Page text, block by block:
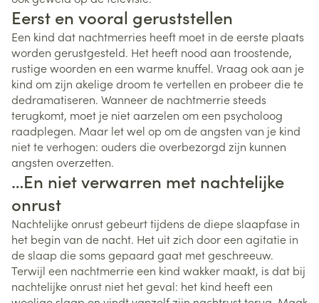
Eerst en vooral geruststellen
Een kind dat nachtmerries heeft moet in de eerste plaats
worden gerustgesteld. Het heeft nood aan troostende,
rustige woorden en een warme knuffel. Vraag ook aan je
kind om zijn akelige droom te vertellen en probeer die te
dedramatiseren. Wanneer de nachtmerrie steeds
terugkomt, moet je niet aarzelen om een psycholoog
raadplegen. Maar let wel op om de angsten van je kind
niet te verhogen: ouders die overbezorgd zijn kunnen
angsten overzetten.
…En niet verwarren met nachtelijke
onrust
Nachtelijke onrust gebeurt tijdens de diepe slaapfase in
het begin van de nacht. Het uit zich door een agitatie in
de slaap die soms gepaard gaat met geschreeuw.
Terwijl een nachtmerrie een kind wakker maakt, is dat bij
nachtelijke onrust niet het geval: het kind heeft een